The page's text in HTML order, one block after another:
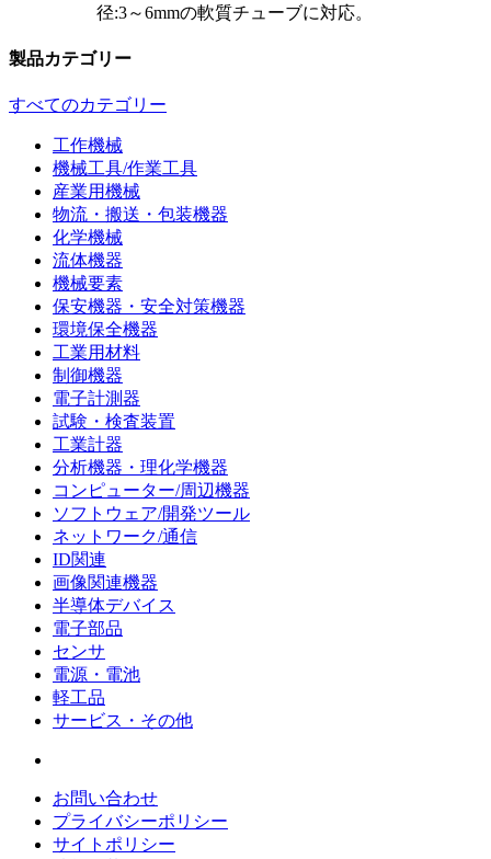
径:3～6mmの軟質チューブに対応。
製品カテゴリー
すべてのカテゴリー
工作機械
機械工具/作業工具
産業用機械
物流・搬送・包装機器
化学機械
流体機器
機械要素
保安機器・安全対策機器
環境保全機器
工業用材料
制御機器
電子計測器
試験・検査装置
工業計器
分析機器・理化学機器
コンピューター/周辺機器
ソフトウェア/開発ツール
ネットワーク/通信
ID関連
画像関連機器
半導体デバイス
電子部品
センサ
電源・電池
軽工品
サービス・その他
お問い合わせ
プライバシーポリシー
サイトポリシー